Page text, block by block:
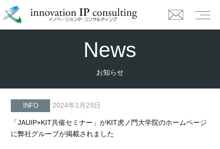
News
お知らせ
INFO 2024年1月29日
「JAUIP×KIT共催セミナー」がKIT虎ノ門大学院のホームページ
に弊社グループが掲載されました